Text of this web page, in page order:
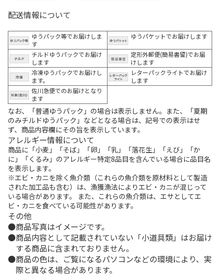
配送情報について
ゆうパック等でお届けしま
す
ゆうパケットでお届けします
チルドゆうパックでお届け
します
定形外郵便(簡易書留)でお届
けします
冷凍ゆうパックでお届けし
ます。
レターパックライトでお届け
します
佐川急便でのお届けとなり
ます
なお、「普通ゆうパック」の場合は表示しません。また、「夏期
のみチルドゆうパック」などとなる場合は、記号での表示はせ
ず、商品内容欄にその旨を表示しています。
アレルギー情報について
商品に「小麦」「そば」「卵」「乳」「落花生」「えび」「か
に」「くるみ」のアレルギー特定8品目を含んでいる場合に品目名
を表示します。
※エビ・カニを除く魚介類（これらの魚介類を原材料として製造
された加工品も含む）は、漁獲漁法によりエビ・カニが混じって
いる場合があります。 また、これらの魚介類は、エサとしてエ
ビ・カニを食べている可能性があります。
その他
商品写真はイメージです。
商品内容として記載されていない「小道具類」はお届け
する商品に含まれておりません。
商品の色は、ご覧になるパソコンなどの環境により、実
際と異なる場合があります。